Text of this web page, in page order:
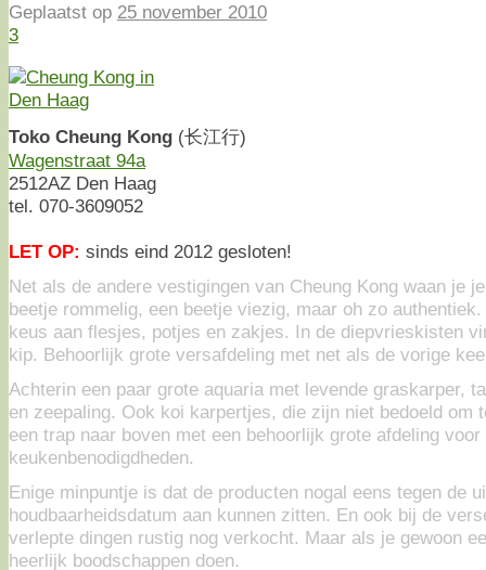
Geplaatst op 25 november 2010
3
Toko Cheung Kong (长江行)
Wagenstraat 94a
2512AZ Den Haag
tel. 070-3609052
LET OP: sinds eind 2012 gesloten!
Net als de andere vestigingen van Cheung Kong waan je
beetje rommelig, een beetje viezig, maar oh zo
keus aan flesjes, potjes en zakjes. In de diepvrieskisten
kip. Behoorlijk grote versafdeling met net als de vorige
Achterin een paar grote aquaria met levende graskarper,
en zeepaling. Ook koi karpertjes, die zijn niet bedoeld om
een trap naar boven met een behoorlijk grote afdeling
keukenbenodigdheden.
Enige minpuntje is dat de producten nogal eens tegen de
houdbaarheidsdatum aan kunnen zitten. En ook bij de
verlepte dingen rustig nog verkocht. Maar als je gewoon
heerlijk boodschappen doen.